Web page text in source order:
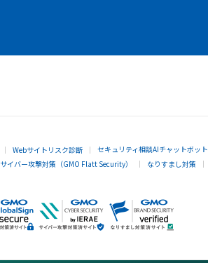
Webサイトリスク診断
セキュリティ相談AIチャットボット
サイバー攻撃対策（GMO Flatt Security） なりすまし対策